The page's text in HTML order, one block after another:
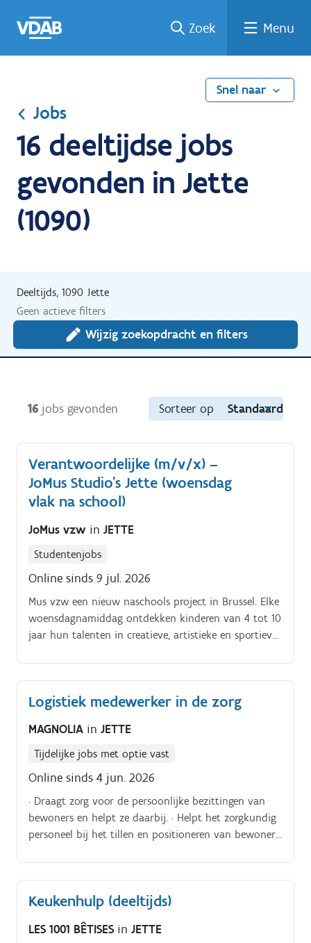
naar
een
een
job
naar
Zoek Menu
Snel naar
Jobs
16 deeltijdse jobs
gevonden in Jette
(1090)
Deeltijds, 1090 Jette
Geen actieve filters
Wijzig zoekopdracht en filters
16 jobs gevonden Sorteer op Standaard
Verantwoordelijke (m/v/x) –
JoMus Studio's Jette (woensdag
vlak na school)
JoMus vzw in JETTE
Studentenjobs
Online sinds 9 jul. 2026
Mus vzw een nieuw naschools project in Brussel. Elke
woensdagnamiddag ontdekken kinderen van 4 tot 10
jaar hun talenten in creatieve, artistieke en sportieve
Logistiek medewerker in de zorg
MAGNOLIA in JETTE
Tijdelijke jobs met optie vast
Online sinds 4 jun. 2026
· Draagt zorg voor de persoonlijke bezittingen van
bewoners en helpt ze daarbij. · Helpt het zorgkundig
personeel bij het tillen en positioneren van bewoners.
Keukenhulp (deeltijds)
LES 1001 BÊTISES in JETTE